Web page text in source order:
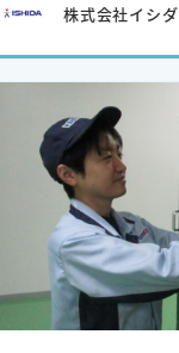
株式会社イシダ